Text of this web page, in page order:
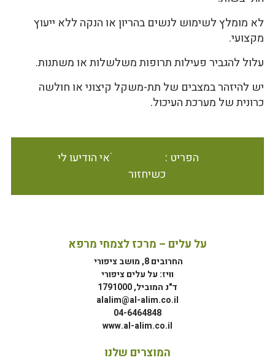
לא מומלץ לשימוש לנשים בהריון או הנקה ללא ייעוץ
מקצועי.
עלול להגביר פעילות תרופות משלשלות או משתנות.
יש להיזהר במצבים של תת-משקל קיצוני או חולשה
כרונית של מערכת העיכול.
הפריט אינו זמין במלאי הודיעו לי
כשיחזור
על עלים – מרכז לצמחי מרפא
החרובים 8, מושב ציפורי
וויז: על עלים ציפורי
ד"נ המוביל, 1791000
alalim@al-alim.co.il
04-6464848
www.al-alim.co.il
המוצרים שלנו